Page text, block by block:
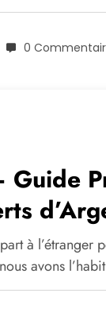
0
Guide
à l’étranger
avons